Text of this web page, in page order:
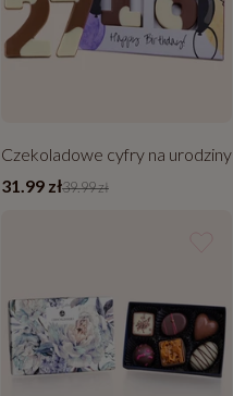
Czekoladowe cyfry na urodziny
31.99 zł39.99 zł